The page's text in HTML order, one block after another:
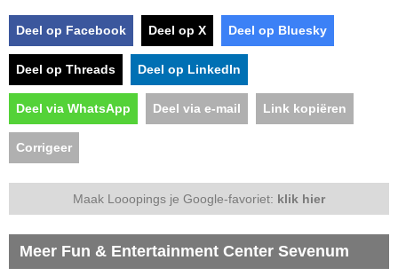
Deel op Facebook Deel op X Deel op Bluesky
Deel op Threads Deel op LinkedIn
Deel via WhatsApp Deel via e-mail Link kopiëren
Corrigeer
Maak Looopings je Google-favoriet: klik hier
Meer Fun & Entertainment Center Sevenum